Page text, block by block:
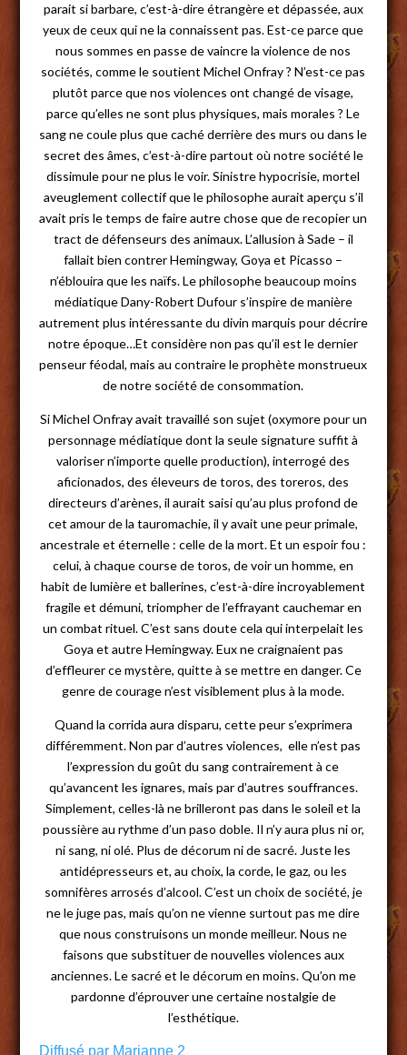
parait si barbare, c’est-à-dire étrangère et dépassée, aux
yeux de ceux qui ne la connaissent pas. Est-ce parce que
nous sommes en passe de vaincre la violence de nos
sociétés, comme le soutient Michel Onfray ? N’est-ce pas
plutôt parce que nos violences ont changé de visage,
parce qu’elles ne sont plus physiques, mais morales ? Le
sang ne coule plus que caché derrière des murs ou dans le
secret des âmes, c’est-à-dire partout où notre société le
dissimule pour ne plus le voir. Sinistre hypocrisie, mortel
aveuglement collectif que le philosophe aurait aperçu s’il
avait pris le temps de faire autre chose que de recopier un
tract de défenseurs des animaux. L’allusion à Sade – il
fallait bien contrer Hemingway, Goya et Picasso –
n’éblouira que les naïfs. Le philosophe beaucoup moins
médiatique Dany-Robert Dufour s’inspire de manière
autrement plus intéressante du divin marquis pour décrire
notre époque…Et considère non pas qu’il est le dernier
penseur féodal, mais au contraire le prophète monstrueux
de notre société de consommation.
Si Michel Onfray avait travaillé son sujet (oxymore pour un
personnage médiatique dont la seule signature suffit à
valoriser n’importe quelle production), interrogé des
aficionados, des éleveurs de toros, des toreros, des
directeurs d’arènes, il aurait saisi qu’au plus profond de
cet amour de la tauromachie, il y avait une peur primale,
ancestrale et éternelle : celle de la mort. Et un espoir fou :
celui, à chaque course de toros, de voir un homme, en
habit de lumière et ballerines, c’est-à-dire incroyablement
fragile et démuni, triompher de l’effrayant cauchemar en
un combat rituel. C’est sans doute cela qui interpelait les
Goya et autre Hemingway. Eux ne craignaient pas
d’effleurer ce mystère, quitte à se mettre en danger. Ce
genre de courage n’est visiblement plus à la mode.
Quand la corrida aura disparu, cette peur s’exprimera
différemment. Non par d’autres violences, elle n’est pas
l’expression du goût du sang contrairement à ce
qu’avancent les ignares, mais par d’autres souffrances.
Simplement, celles-là ne brilleront pas dans le soleil et la
poussière au rythme d’un paso doble. Il n’y aura plus ni or,
ni sang, ni olé. Plus de décorum ni de sacré. Juste les
antidépresseurs et, au choix, la corde, le gaz, ou les
somnifères arrosés d’alcool. C’est un choix de société, je
ne le juge pas, mais qu’on ne vienne surtout pas me dire
que nous construisons un monde meilleur. Nous ne
faisons que substituer de nouvelles violences aux
anciennes. Le sacré et le décorum en moins. Qu’on me
pardonne d’éprouver une certaine nostalgie de
l’esthétique.
Diffusé par Marianne 2